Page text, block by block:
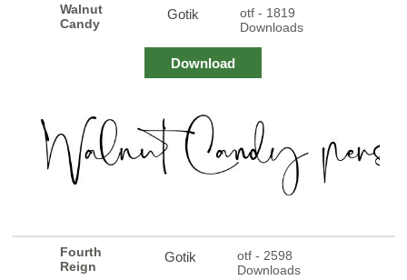
Walnut
Candy
Gotik
otf - 1819
Downloads
Download
Fourth
Reign
Gotik
otf - 2598
Downloads